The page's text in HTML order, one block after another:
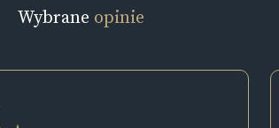
Wybrane opinie